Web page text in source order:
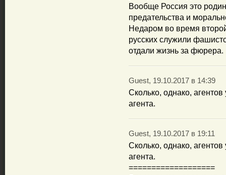
Вообще Россия это
предательства и
Недаром во время
русских служили
отдали жизнь за фюрера.
Guest, 19.10.2017 в 14:39
Сколько, однако,
агента.
Guest, 19.10.2017 в 19:11
Сколько, однако,
агента.
===================